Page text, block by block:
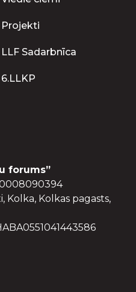
Projekti
LLF Sadarbnīca
6.LLKP
forums”
Kolka, Kolkas pagasts,